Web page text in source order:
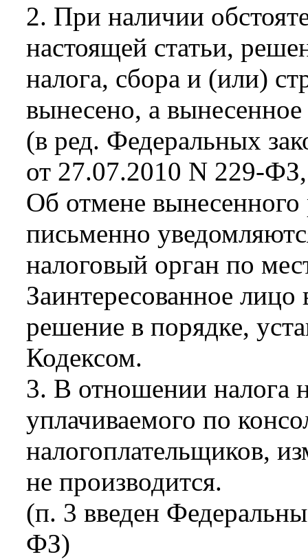
2. При наличии
настоящей статьи,
налога, сбора и (или)
вынесено, а
(в ред. Федеральных
от 27.07.2010 N 229-
Об отмене
письменно
налоговый орган по
Заинтересованное лицо
решение в порядке,
Кодексом.
3. В отношении налога
уплачиваемого по
налогоплательщиков,
не производится.
(п. 3 введен
ФЗ)